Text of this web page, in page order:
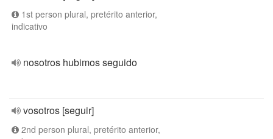
1st person plural, pretérito anterior,
indicativo
nosotros hubimos seguido
vosotros [seguir]
2nd person plural, pretérito anterior,